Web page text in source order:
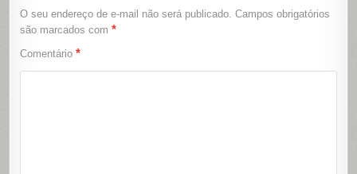
O seu endereço de e-mail não será publicado. Campos obrigatórios
são marcados com*
Comentário*